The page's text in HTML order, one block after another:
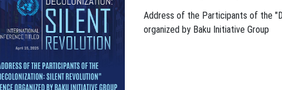
Address of the Participants of the
organized by Baku Initiative Group